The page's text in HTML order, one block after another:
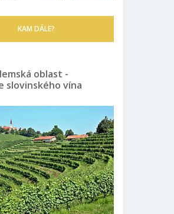
KAM DÁLE?
oblast -
slovinského vína